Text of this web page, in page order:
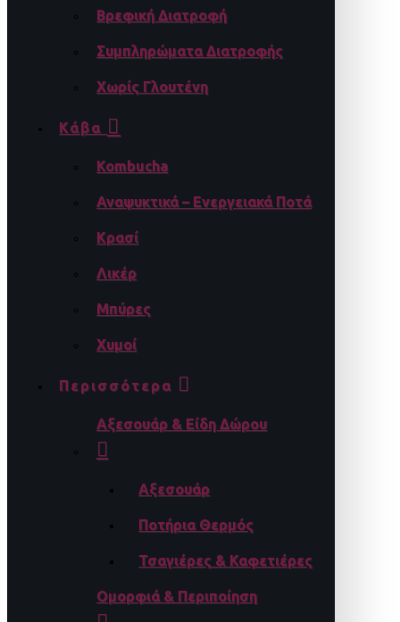
Βρεφική Διατροφή
Συμπληρώματα Διατροφής
Χωρίς Γλουτένη
Κάβα
Kombucha
Αναψυκτικά – Ενεργειακά Ποτά
Κρασί
Λικέρ
Μπύρες
Χυμοί
Περισσότερα
Αξεσουάρ & Είδη Δώρου
Αξεσουάρ
Ποτήρια Θερμός
Τσαγιέρες & Καφετιέρες
Ομορφιά & Περιποίηση